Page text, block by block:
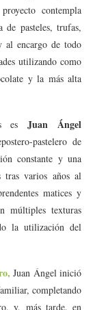
contempla
de pasteles, trufas,
al encargo de todo
utilizando como
y la más alta
esJuan Ángel
pastelero de
constante y una
tras varios años al
matices y
múltiples texturas
la utilización del
Juan Ángel inició
completando
y, más tarde, en